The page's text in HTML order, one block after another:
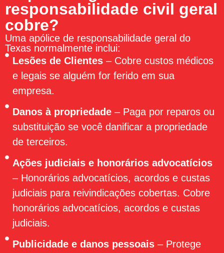
responsabilidade civil geral
cobre?
Uma apólice de responsabilidade geral do
Texas normalmente inclui:
Lesões de Clientes – Cobre custos médicos
e legais se alguém for ferido em sua
empresa.
Danos à propriedade – Paga por reparos ou
substituição se você danificar a propriedade
de terceiros.
Ações judiciais e honorários advocatícios
– Honorários advocatícios, acordos e custas
judiciais para reivindicações cobertas. Cobre
honorários advocatícios, acordos e custas
judiciais.
Publicidade e danos pessoais – Protege